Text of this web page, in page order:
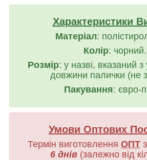
Характеристики
Матеріал:
Колір: чорний.
Розмір: у назві, вказаний
довжини палички (не
Пакування: євро-
Умови Оптових
Термін виготовлення ОПТ
6 днів (залежно від